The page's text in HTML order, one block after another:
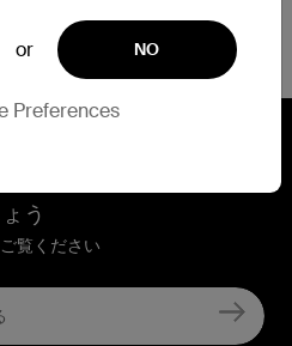
or NO
Preferences
う
覧ください